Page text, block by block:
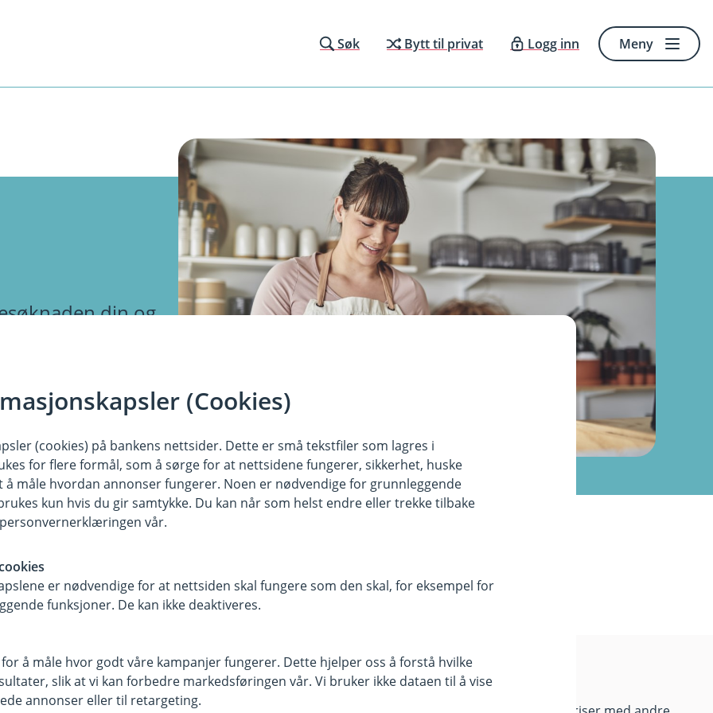
Søk Bytt til privat Logg inn Meny
din og
du oss Om Jæren Sparebank Priser
(Cookies)
(cookies) på bankens nettsider. Dette er små tekstfiler som lagres i
for flere formål, som å sørge for at nettsidene fungerer, sikkerhet, huske
å måle hvordan annonser fungerer. Noen er nødvendige for grunnleggende
kun hvis du gir samtykke. Du kan når som helst endre eller trekke tilbake
vår.
er nødvendige for at nettsiden skal fungere som den skal, for eksempel for
funksjoner. De kan ikke deaktiveres.
å måle hvor godt våre kampanjer fungerer. Dette hjelper oss å forstå hvilke
slik at vi kan forbedre markedsføringen vår. Vi bruker ikke dataen til å vise
annonser eller til retargeting.